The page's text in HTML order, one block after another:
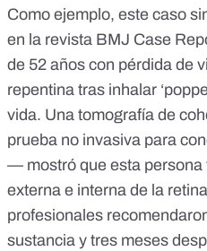
Como ejemplo, este caso
en la revista BMJ Case
de 52 años con pérdida de
repentina tras inhalar
vida. Una tomografía de
prueba no invasiva para
— mostró que esta persona
externa e interna de la
profesionales
sustancia y tres meses